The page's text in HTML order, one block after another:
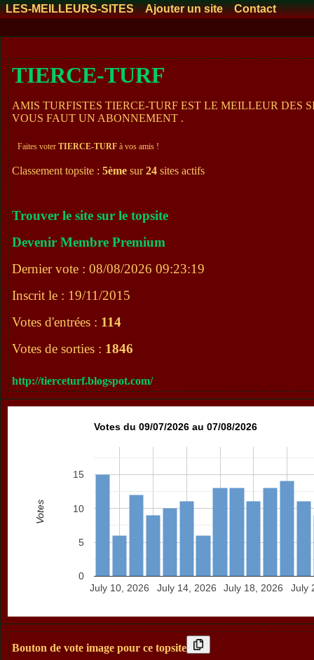
LES-MEILLEURS-SITES Ajouter un site Contact
TIERCE-TURF
AMIS TURFISTES TIERCE-TURF EST LE MEILLEUR DES
VOUS FAUT UN ABONNEMENT .
Faites voter TIERCE-TURF à vos amis !
Classement topsite : 5ème sur24 sites actifs
Trouver le site sur le topsite
Devenir Membre Premium
Dernier vote : 08/08/2026 09:23:19
Inscrit le : 19/11/2015
Votes d'entrées : 114
Votes de sorties : 1846
http://tierceturf.blogspot.com/
Votes du 09/07/2026 au 07/08/2026
July 10, 2026 July 14, 2026 July 18, 2026 July
0
5
10
15
Votes
Bouton de vote image pour ce topsite